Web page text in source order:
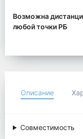
Возможна
любой точки РБ
Описание
Совместимость